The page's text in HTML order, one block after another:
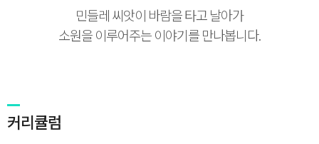
민들레 씨앗이 바람을 타고 날아가
소원을 이루어주는 이야기를 만나봅니다.
커리큘럼